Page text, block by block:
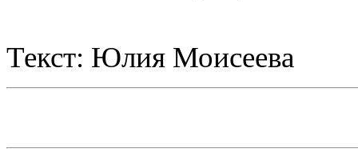
Текст: Юлия Моисеева